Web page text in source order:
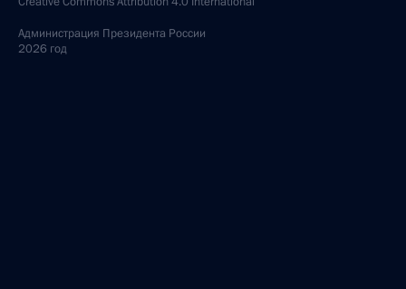
Администрация Президента России
2026 год